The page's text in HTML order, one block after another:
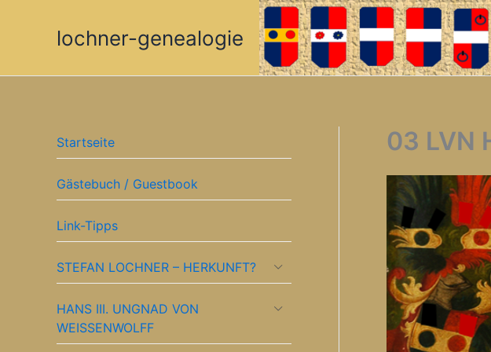
lochner-genealogie
Startseite
Gästebuch / Guestbook
Link-Tipps
STEFAN LOCHNER – HERKUNFT?
HANS III. UNGNAD VON
WEISSENWOLFF
03 LVN